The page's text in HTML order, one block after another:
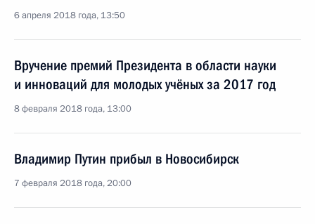
6 апреля 2018 года, 13:50
Вручение премий Президента в области науки
и инноваций для молодых учёных за 2017 год
8 февраля 2018 года, 13:00
Владимир Путин прибыл в Новосибирск
7 февраля 2018 года, 20:00